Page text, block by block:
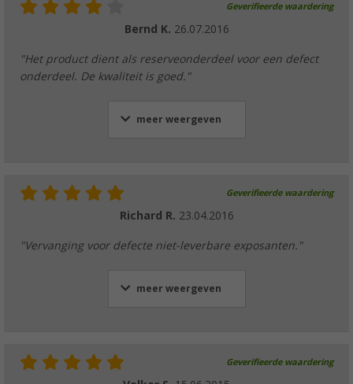
Geverifieerde waardering
Bernd K. 26.07.2016
"Het product dient als reserveonderdeel voor een defect
onderdeel. De kwaliteit is goed."
meer weergeven
Geverifieerde waardering
Richard R. 23.04.2016
"Vervanging voor defecte niet-leverbare exposanten."
meer weergeven
Geverifieerde waardering